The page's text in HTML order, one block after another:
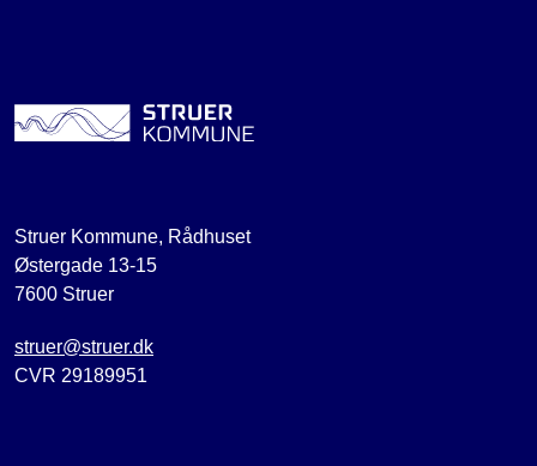
Struer Kommune, Rådhuset
Østergade 13-15
7600 Struer
struer@struer.dk
CVR 29189951